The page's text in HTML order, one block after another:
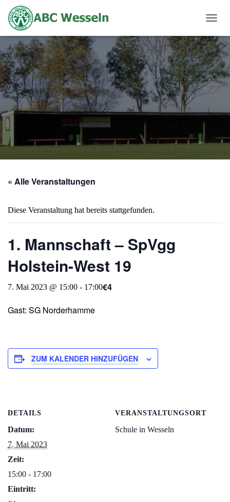
A
V
I
G
A
T
I
N
S
« Alle Veranstaltungen
Diese Veranstaltung hat bereits stattgefunden.
1. Mannschaft – SpVgg
Holstein-West 19
7. Mai 2023 @ 15:00 - 17:00€4
Gast: SG Norderhamme
ZUM KALENDER HINZUFÜGEN
DETAILS
Datum:
7. Mai 2023
Zeit:
15:00 - 17:00
Eintritt:
VERANSTALTUNGSORT
Schule in Wesseln